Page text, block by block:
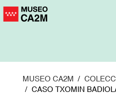
Pasar
MUSEO CA2M
CASO TXOMIN